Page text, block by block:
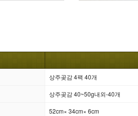
상주곶감 4팩 40개
상주곶감 40~50g내외-40개
52cm× 34cm× 6cm